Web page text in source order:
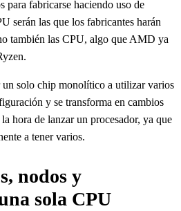
para fabricarse haciendo uso de
serán las que los fabricantes harán
también las CPU, algo que AMD ya
un solo chip monolítico a utilizar varios
y se transforma en cambios
hora de lanzar un procesador, ya que
a tener varios.
nodos y
sola CPU